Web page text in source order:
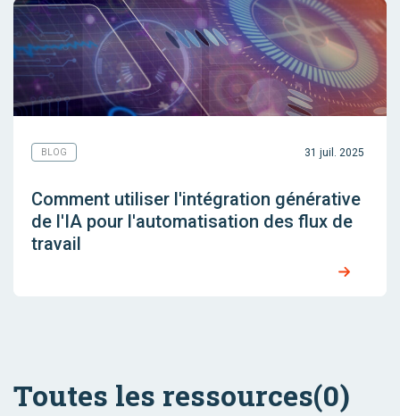
BLOG 31 juil. 2025
Comment utiliser l'intégration générative
de l'IA pour l'automatisation des flux de
travail
Toutes les ressources(0)